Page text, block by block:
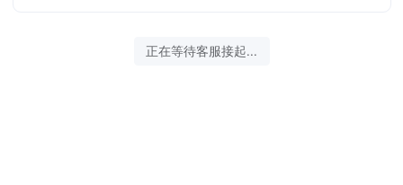
正在等待客服接起...